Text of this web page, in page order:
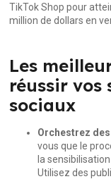
TikTok Shop pour
million de dollars en
Les
réussir vos
sociaux
Orchestrez
vous que le
la
Utilisez des